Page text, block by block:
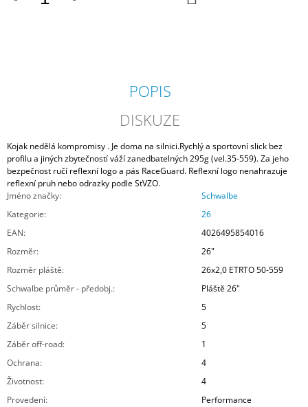
POPIS
DISKUZE
Kojak nedělá kompromisy . Je doma na silnici.Rychlý a sportovní slick bez
profilu a jiných zbytečností váží zanedbatelných 295g (vel.35-559). Za jeho
bezpečnost ručí reflexní logo a pás RaceGuard. Reflexní logo nenahrazuje
reflexní pruh nebo odrazky podle StVZO.
Jméno značky:
Schwalbe
Kategorie:
26
EAN:
4026495854016
Rozměr:
26"
Rozměr pláště:
26x2,0 ETRTO 50-559
Schwalbe průměr - předobj.:
Pláště 26"
Rychlost:
5
Záběr silnice:
5
Záběr off-road:
1
Ochrana:
4
Životnost:
4
Provedení:
Performance